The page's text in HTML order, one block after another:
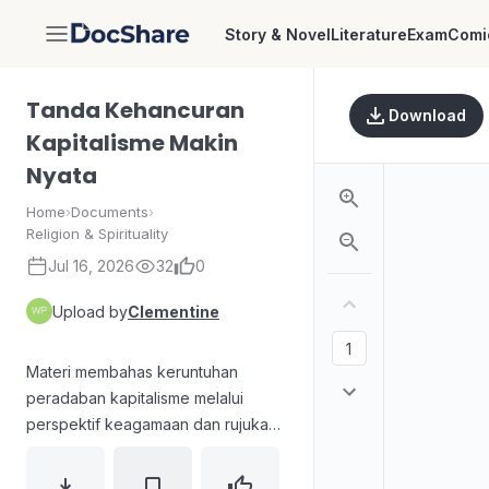
DocShare Story & NovelLiteratureExam
Tanda Kehancuran
Kapitalisme Makin
Nyata
Home›Documents›
Religion & Spirituality
Jul 16, 2026 32 0
Upload byClementine
Materi membahas keruntuhan
peradaban kapitalisme melalui
perspektif keagamaan dan rujukan
tentang pergantian kejayaan dan
Download